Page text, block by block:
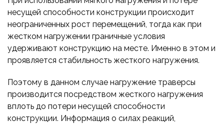
несущей способности конструкции происходит
неограниченных рост перемещений, тогда как при
жестком нагружении граничные условия
удерживают конструкцию на месте. Именно в этом и
проявляется стабильность жесткого нагружения.
Поэтому в данном случае нагружение траверсы
производится посредством жесткого нагружения
вплоть до потери несущей способности
конструкции. Информация о силах реакций,